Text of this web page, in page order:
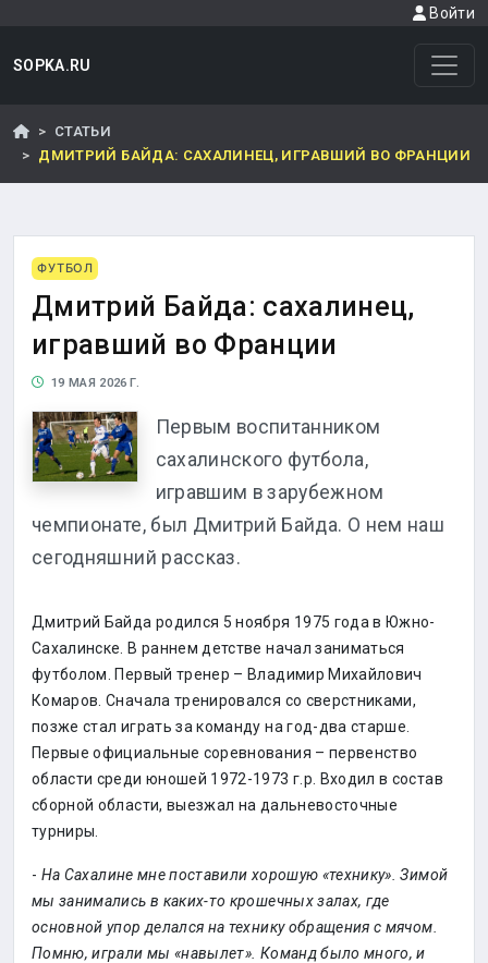
Войти
SOPKA.RU
СТАТЬИ
ДМИТРИЙ БАЙДА: САХАЛИНЕЦ, ИГРАВШИЙ ВО ФРАНЦИИ
ФУТБОЛ
Дмитрий Байда: сахалинец,
игравший во Франции
19 МАЯ 2026 Г.
Первым воспитанником
сахалинского футбола,
игравшим в зарубежном
чемпионате, был Дмитрий Байда. О нем наш
сегодняшний рассказ.
Дмитрий Байда родился 5 ноября 1975 года в Южно-
Сахалинске. В раннем детстве начал заниматься
футболом. Первый тренер – Владимир Михайлович
Комаров. Сначала тренировался со сверстниками,
позже стал играть за команду на год-два старше.
Первые официальные соревнования – первенство
области среди юношей 1972-1973 г.р. Входил в состав
сборной области, выезжал на дальневосточные
турниры.
- На Сахалине мне поставили хорошую «технику». Зимой
мы занимались в каких-то крошечных залах, где
основной упор делался на технику обращения с мячом.
Помню, играли мы «навылет». Команд было много, и